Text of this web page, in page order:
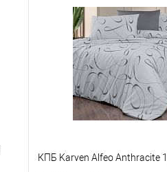
Купить в 1 клик
В избранное
КПБ Karven Alfeo Anthracite